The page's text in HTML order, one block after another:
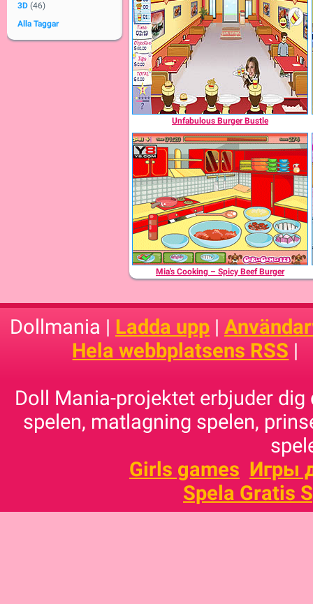
3D (46)
Alla Taggar
Unfabulous Burger Bustle
Mia's Cooking – Spicy Beef Burger
Dollmania | Ladda upp |
Hela webbplatsens RSS |
Doll Mania-projektet erbjuder
spelen, matlagning spelen,
Girls games Игры
Spela Gratis